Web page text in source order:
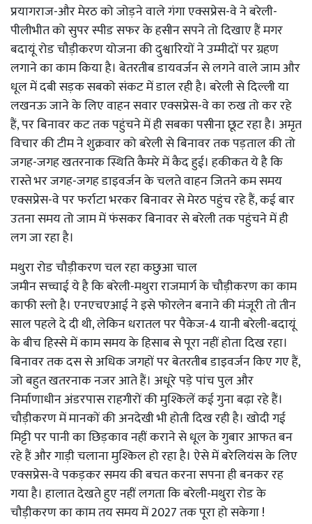
प्रयागराज-और मेरठ को जोड़ने वाले गंगा एक्सप्रेस-वे ने बरेली-
पीलीभीत को सुपर स्पीड सफर के हसीन सपने तो दिखाए हैं मगर
बदायूं रोड चौड़ीकरण योजना की दुश्वारियों ने उम्मीदों पर ग्रहण
लगाने का काम किया है। बेतरतीब डायवर्जन से लगने वाले जाम और
धूल में दबी सड़क सबको संकट में डाल रही है। बरेली से दिल्ली या
लखनऊ जाने के लिए वाहन सवार एक्सप्रेस-वे का रुख तो कर रहे
हैं, पर बिनावर कट तक पहुंचने में ही सबका पसीना छूट रहा है। अमृत
विचार की टीम ने शुक्रवार को बरेली से बिनावर तक पड़ताल की तो
जगह-जगह खतरनाक स्थिति कैमरे में कैद हुई। हकीकत ये है कि
रास्ते भर जगह-जगह डाइवर्जन के चलते वाहन जितने कम समय
एक्सप्रेस-वे पर फर्राटा भरकर बिनावर से मेरठ पहुंच रहे हैं, कई बार
उतना समय तो जाम में फंसकर बिनावर से बरेली तक पहुंचने में ही
लग जा रहा है।
मथुरा रोड चौड़ीकरण चल रहा कछुआ चाल
जमीन सच्चाई ये है कि बरेली-मथुरा राजमार्ग के चौड़ीकरण का काम
काफी स्लो है। एनएचएआई ने इसे फोरलेन बनाने की मंजूरी तो तीन
साल पहले दे दी थी, लेकिन धरातल पर पैकेज-4 यानी बरेली-बदायूं
के बीच हिस्से में काम समय के हिसाब से पूरा नहीं होता दिख रहा।
बिनावर तक दस से अधिक जगहों पर बेतरतीब डाइवर्जन किए गए हैं,
जो बहुत खतरनाक नजर आते हैं। अधूरे पड़े पांच पुल और
निर्माणाधीन अंडरपास राहगीरों की मुश्किलें कई गुना बढ़ा रहे हैं।
चौड़ीकरण में मानकों की अनदेखी भी होती दिख रही है। खोदी गई
मिट्टी पर पानी का छिड़काव नहीं कराने से धूल के गुबार आफत बन
रहे हैं और गाड़ी चलाना मुश्किल हो रहा है। ऐसे में बरेलियंस के लिए
एक्सप्रेस-वे पकड़कर समय की बचत करना सपना ही बनकर रह
गया है। हालात देखते हुए नहीं लगता कि बरेली-मथुरा रोड के
चौड़ीकरण का काम तय समय में 2027 तक पूरा हो सकेगा !